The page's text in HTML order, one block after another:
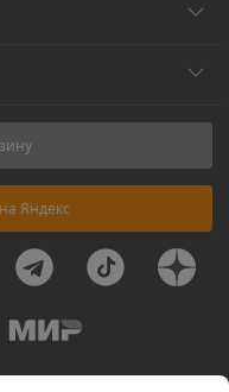
Яндекс